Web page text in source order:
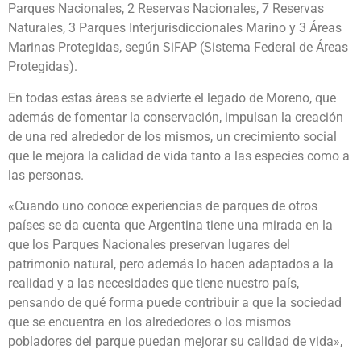
Parques Nacionales, 2 Reservas Nacionales, 7 Reservas
Naturales, 3 Parques Interjurisdiccionales Marino y 3 Áreas
Marinas Protegidas, según SiFAP (Sistema Federal de Áreas
Protegidas).
En todas estas áreas se advierte el legado de Moreno, que
además de fomentar la conservación, impulsan la creación
de una red alrededor de los mismos, un crecimiento social
que le mejora la calidad de vida tanto a las especies como a
las personas.
«Cuando uno conoce experiencias de parques de otros
países se da cuenta que Argentina tiene una mirada en la
que los Parques Nacionales preservan lugares del
patrimonio natural, pero además lo hacen adaptados a la
realidad y a las necesidades que tiene nuestro país,
pensando de qué forma puede contribuir a que la sociedad
que se encuentra en los alrededores o los mismos
pobladores del parque puedan mejorar su calidad de vida»,